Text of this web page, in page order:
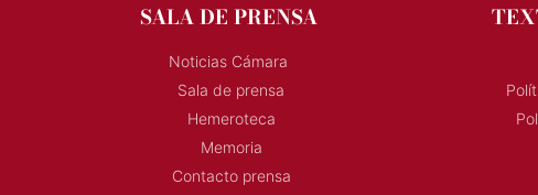
SALA DE PRENSA
Noticias Cámara
Sala de prensa
Hemeroteca
Memoria
Contacto prensa